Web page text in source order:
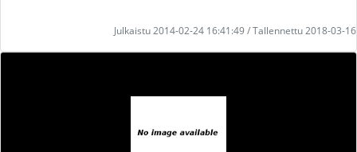
Julkaistu 2014-02-24 16:41:49 / Tallennettu 2018-03-16